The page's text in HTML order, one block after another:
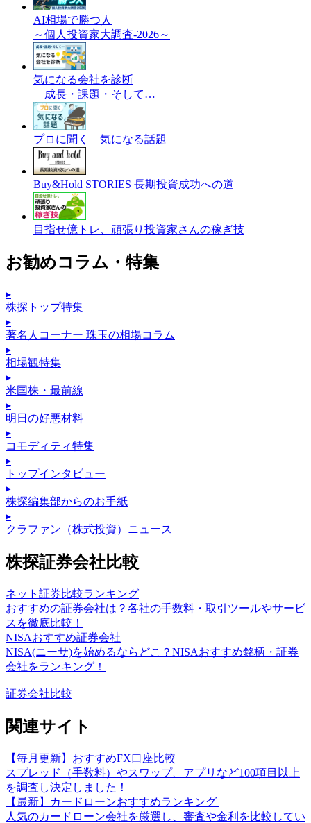
AI相場で勝つ人
～個人投資家大調査-2026～
気になる会社を診断
成長・課題・そして…
プロに聞く 気になる話題
Buy&Hold STORIES 長期投資成功への道
目指せ億トレ、頑張り投資家さんの稼ぎ技
お勧めコラム・特集
▸
株探トップ特集
▸
著名人コーナー 珠玉の相場コラム
▸
相場観特集
▸
米国株・最前線
▸
明日の好悪材料
▸
コモディティ特集
▸
トップインタビュー
▸
株探編集部からのお手紙
▸
クラファン（株式投資）ニュース
株探証券会社比較
ネット証券比較ランキング
おすすめの証券会社は？各社の手数料・取引ツールやサービ
スを徹底比較！
NISAおすすめ証券会社
NISA(ニーサ)を始めるならどこ？NISAおすすめ銘柄・証券
会社をランキング！
証券会社比較
関連サイト
【毎月更新】おすすめFX口座比較
スプレッド（手数料）やスワップ、アプリなど100項目以上
を調査し決定しました！
【最新】カードローンおすすめランキング
人気のカードローン会社を厳選し、審査や金利を比較してい